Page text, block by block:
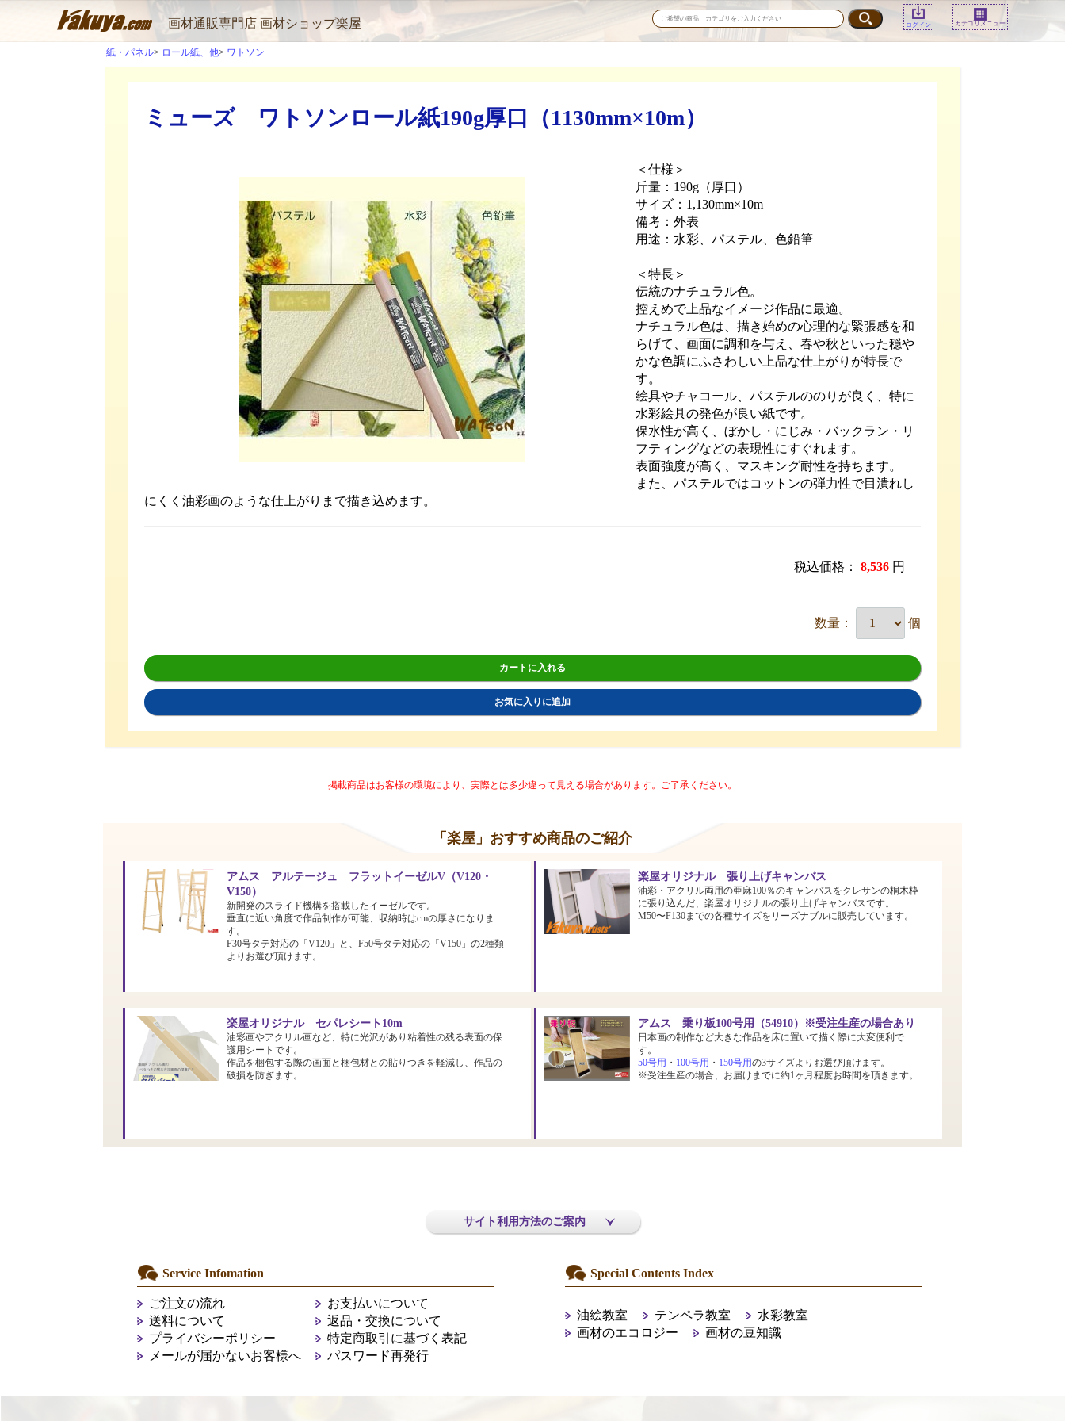
画材通販専門店 画材ショップ楽屋 ログイン カテゴリメニュー
紙・パネル ロール紙、他 ワトソン
ミューズ ワトソンロール紙190g厚口（1130mm×10m）
＜仕様＞
斤量：190g（厚口）
サイズ：1,130mm×10m
備考：外表
用途：水彩、パステル、色鉛筆
＜特長＞
伝統のナチュラル色。
控えめで上品なイメージ作品に最適。
ナチュラル色は、描き始めの心理的な緊張感を和
らげて、画面に調和を与え、春や秋といった穏や
かな色調にふさわしい上品な仕上がりが特長で
す。
絵具やチャコール、パステルののりが良く、特に
水彩絵具の発色が良い紙です。
保水性が高く、ぼかし・にじみ・バックラン・リ
フティングなどの表現性にすぐれます。
表面強度が高く、マスキング耐性を持ちます。
また、パステルではコットンの弾力性で目潰れし
にくく油彩画のような仕上がりまで描き込めます。
税込価格： 8,536 円
数量： 個
カートに入れる
お気に入りに追加
掲載商品はお客様の環境により、実際とは多少違って見える場合があります。ご了承ください。
「楽屋」おすすめ商品のご紹介
アムス アルテージュ フラットイーゼルV（V120・
V150）
新開発のスライド機構を搭載したイーゼルです。
垂直に近い角度で作品制作が可能、収納時はcmの厚さになりま
す。
F30号タテ対応の「V120」と、F50号タテ対応の「V150」の2種類
よりお選び頂けます。
楽屋オリジナル 張り上げキャンバス
油彩・アクリル両用の亜麻100％のキャンバスをクレサンの桐木枠
に張り込んだ、楽屋オリジナルの張り上げキャンバスです。
M50〜F130までの各種サイズをリーズナブルに販売しています。
楽屋オリジナル セパレシート10m
油彩画やアクリル画など、特に光沢があり粘着性の残る表面の保
護用シートです。
作品を梱包する際の画面と梱包材との貼りつきを軽減し、作品の
破損を防ぎます。
アムス 乗り板100号用（54910）※受注生産の場合あり
日本画の制作など大きな作品を床に置いて描く際に大変便利で
す。
50号用 ・ 100号用 ・ 150号用の3サイズよりお選び頂けます。
※受注生産の場合、お届けまでに約1ヶ月程度お時間を頂きます。
サイト利用方法のご案内
Service Infomation
ご注文の流れ
お支払いについて
送料について
返品・交換について
プライバシーポリシー
特定商取引に基づく表記
メールが届かないお客様へ
パスワード再発行
Special Contents Index
油絵教室 テンペラ教室
水彩教室
画材のエコロジー
画材の豆知識